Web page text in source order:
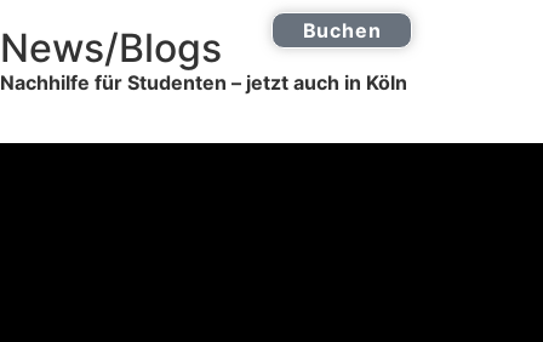
Buchen
News/Blogs
Nachhilfe für Studenten – jetzt auch in Köln